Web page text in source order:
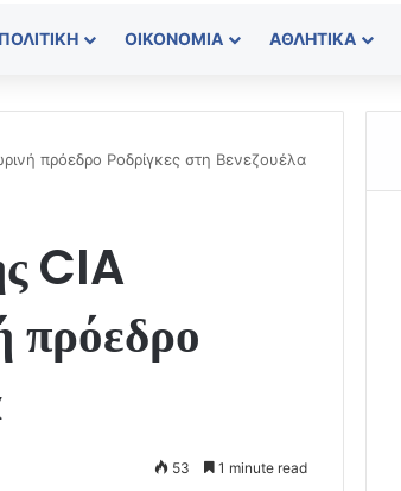
ΠΟΛΙΤΙΚΉ ΟΙΚΟΝΟΜΊΑ ΑΘΛΗΤΙΚΆ
πρόεδρο Ροδρίγκες στη Βενεζουέλα
CIA
πρόεδρο
53 1 minute read